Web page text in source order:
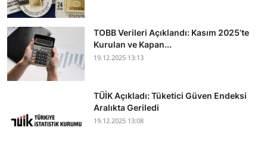
TOBB Verileri Açıklandı: Kasım 2025’te
Kurulan ve Kapan...
19.12.2025 13:13
TÜİK Açıkladı: Tüketici Güven Endeksi
Aralıkta Geriledi
19.12.2025 13:08